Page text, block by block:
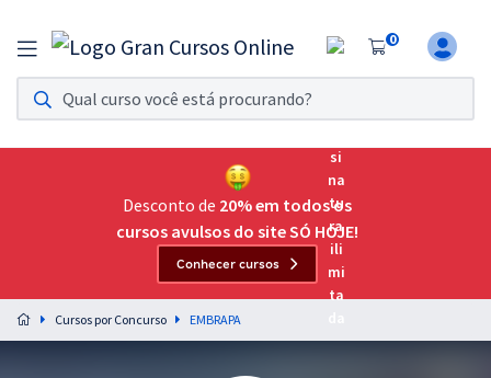
0
Assinatura Ilimitada 11
Acesso a todos os cursos. Teste grátis por 7 dias!
Assinatura OAB Até Passar
Acesso ilimitado a toda preparação para o Exame da
Preparação completa e intensiva para as principais
residências em saúde do Brasil
Desconto de 20% em todos os
cursos avulsos do site SÓ HOJE!
Conhecer cursos
Cursos por Concurso EMBRAPA